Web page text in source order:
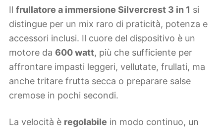
Il frullatore a immersione Silvercrest 3 in 1 si
distingue per un mix raro di praticità, potenza e
accessori inclusi. Il cuore del dispositivo è un
motore da 600 watt, più che sufficiente per
affrontare impasti leggeri, vellutate, frullati, ma
anche tritare frutta secca o preparare salse
cremose in pochi secondi.
La velocità è regolabile in modo continuo, un